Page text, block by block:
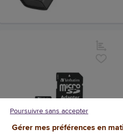
Gérer mes préférences en
Poursuivre sans accepter